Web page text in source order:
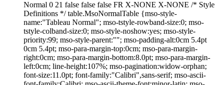
Normal 0 21 false false false FR X-NONE X-NONE /* Style
Definitions */ table.MsoNormalTable {mso-style-
name:"Tableau Normal"; mso-tstyle-rowband-size:0; mso-
tstyle-colband-size:0; mso-style-noshow:yes; mso-style-
priority:99; mso-style-parent:""; mso-padding-alt:0cm 5.4pt
0cm 5.4pt; mso-para-margin-top:0cm; mso-para-margin-
right:0cm; mso-para-margin-bottom:8.0pt; mso-para-margin-
left:0cm; line-height:107%; mso-pagination:widow-orphan;
font-size:11.0pt; font-family:"Calibri",sans-serif; mso-ascii-